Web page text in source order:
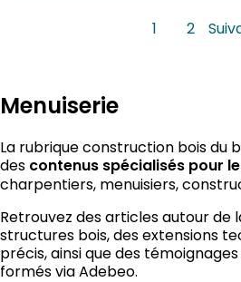
1 2
Menuiserie
La rubrique construction bois du
des contenus spécialisés pour
charpentiers, menuisiers,
Retrouvez des articles autour de
structures bois, des extensions
précis, ainsi que des
formés via Adebeo.